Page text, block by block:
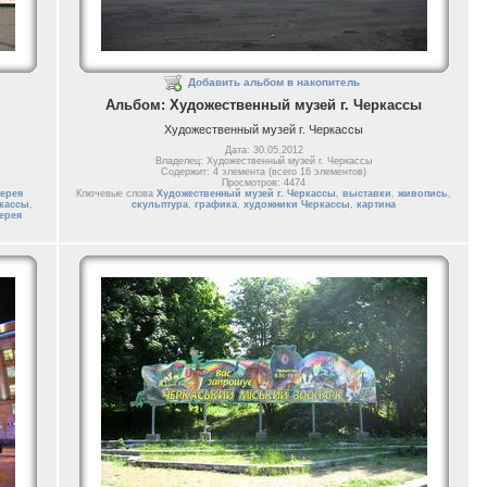
,
Добавить альбом в накопитель
Альбом: Художественный музей г. Черкассы
Художественный музей г. Черкассы
Дата: 30.05.2012
Владелец: Художественный музей г. Черкассы
Содержит: 4 элемента (всего 16 элементов)
Просмотров: 4474
Ключевые слова Художественный музей г. Черкассы , выставки , живопись ,
скульптура, графика, художники Черкассы , картина